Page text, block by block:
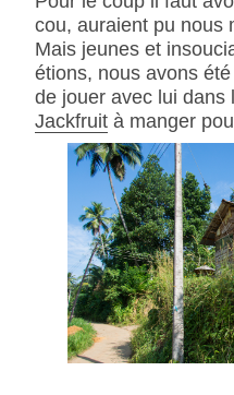
cou, auraient pu nous
Mais jeunes et
étions, nous avons
de jouer avec lui dans
Jackfruità manger